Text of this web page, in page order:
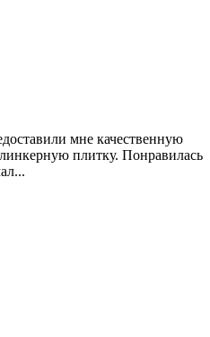
мне качественную
плитку. Понравилась